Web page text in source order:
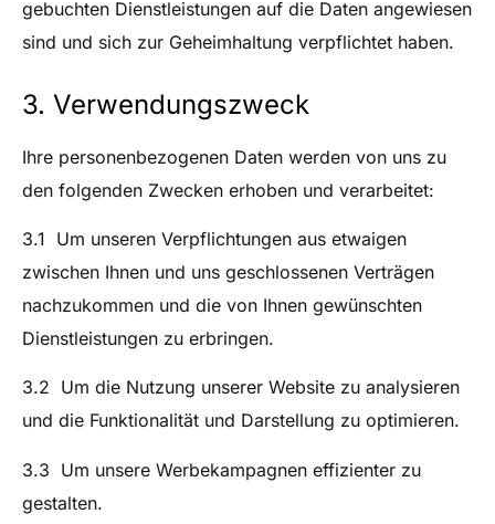
gebuchten Dienstleistungen auf die Daten angewiesen
sind und sich zur Geheimhaltung verpflichtet haben.
3. Verwendungszweck
Ihre personenbezogenen Daten werden von uns zu
den folgenden Zwecken erhoben und verarbeitet:
3.1 Um unseren Verpflichtungen aus etwaigen
zwischen Ihnen und uns geschlossenen Verträgen
nachzukommen und die von Ihnen gewünschten
Dienstleistungen zu erbringen.
3.2 Um die Nutzung unserer Website zu analysieren
und die Funktionalität und Darstellung zu optimieren.
3.3 Um unsere Werbekampagnen effizienter zu
gestalten.